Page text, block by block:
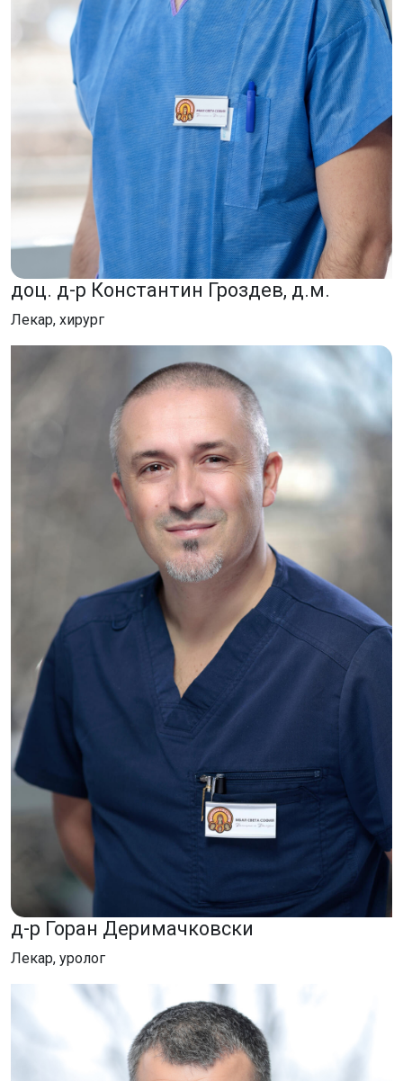
доц. д-р Константин Гроздев, д.м.
Лекар, хирург
д-р Горан Деримачковски
Лекар, уролог